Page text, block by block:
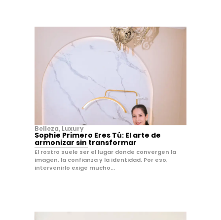
Belleza, Luxury
Sophie Primero Eres Tú: El arte de
armonizar sin transformar
El rostro suele ser el lugar donde convergen la
imagen, la confianza y la identidad. Por eso,
intervenirlo exige mucho...